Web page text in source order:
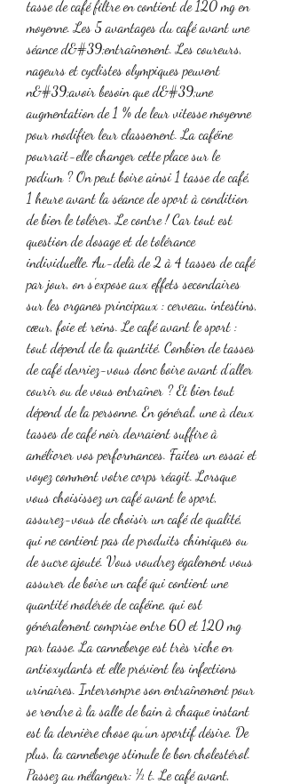
tasse de café filtre en contient de 120 mg en
moyenne. Les 5 avantages du café avant une
séance d&#39;entraînement. Les coureurs,
nageurs et cyclistes olympiques peuvent
n&#39;avoir besoin que d&#39;une
augmentation de 1 % de leur vitesse moyenne
pour modifier leur classement. La caféine
pourrait-elle changer cette place sur le
podium ? On peut boire ainsi 1 tasse de café,
1 heure avant la séance de sport à condition
de bien le tolérer. Le contre ! Car tout est
question de dosage et de tolérance
individuelle. Au-delà de 2 à 4 tasses de café
par jour, on s’expose aux effets secondaires
sur les organes principaux : cerveau, intestins,
cœur, foie et reins. Le café avant le sport :
tout dépend de la quantité. Combien de tasses
de café devriez-vous donc boire avant d’aller
courir ou de vous entraîner ? Et bien tout
dépend de la personne. En général, une à deux
tasses de café noir devraient suffire à
améliorer vos performances. Faites un essai et
voyez comment votre corps réagit. Lorsque
vous choisissez un café avant le sport,
assurez-vous de choisir un café de qualité,
qui ne contient pas de produits chimiques ou
de sucre ajouté. Vous voudrez également vous
assurer de boire un café qui contient une
quantité modérée de caféine, qui est
généralement comprise entre 60 et 120 mg
par tasse. La canneberge est très riche en
antioxydants et elle prévient les infections
urinaires. Interrompre son entraînement pour
se rendre à la salle de bain à chaque instant
est la dernière chose qu’un sportif désire. De
plus, la canneberge stimule le bon cholestérol.
Passez au mélangeur: ½ t. Le café avant,